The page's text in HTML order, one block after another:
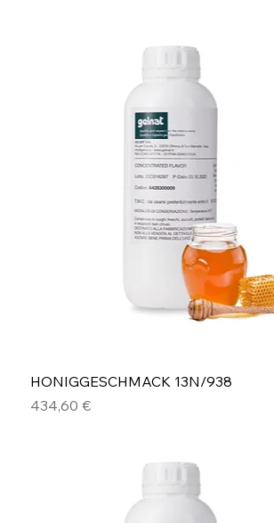
HONIGGESCHMACK 13N/938
Preis
434,60 €